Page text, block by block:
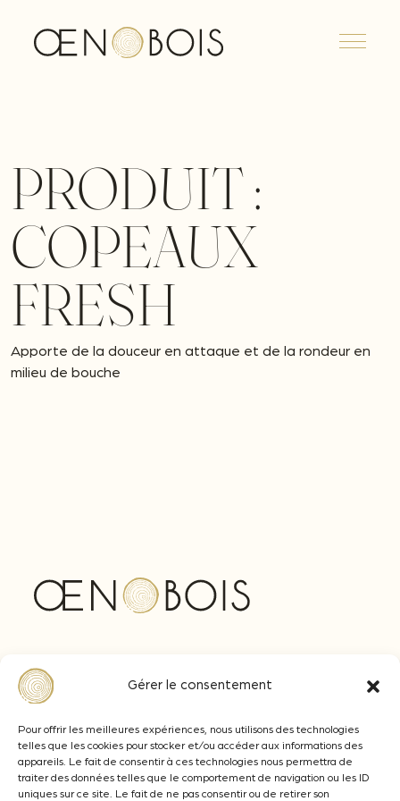
Gérer le consentement
Pour offrir les meilleures expériences, nous utilisons des technologies
telles que les cookies pour stocker et/ou accéder aux informations des
appareils. Le fait de consentir à ces technologies nous permettra de
traiter des données telles que le comportement de navigation ou les ID
uniques sur ce site. Le fait de ne pas consentir ou de retirer son
PRODUIT :
COPEAUX
FRESH
Apporte de la douceur en attaque et de la rondeur en
milieu de bouche
+33 (0)5 57 77 92 92
contact@oenobois.com